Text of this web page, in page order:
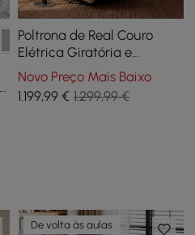
Poltrona de Real Couro
Elétrica Giratória e
Reclinável com Suporte
para Telefone
Novo Preço Mais Baixo
1.199,99€ 1.299,99 €
De volta às aulas